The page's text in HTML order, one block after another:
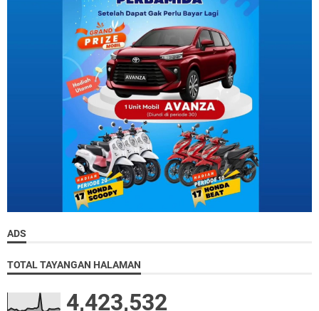
ADS
TOTAL TAYANGAN HALAMAN
4,423,532